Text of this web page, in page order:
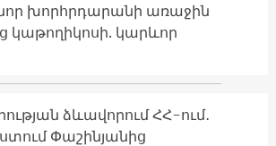
խորհրդարանի առաջին
կաթողիկոսի. կարևոր
ձևավորում ՀՀ-ում․
Փաշինյանից